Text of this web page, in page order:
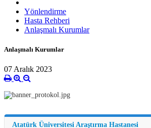
Yönlendirme
Hasta Rehberi
Anlaşmalı Kurumlar
Anlaşmalı Kurumlar
07 Aralık 2023
Atatürk Üniversitesi Araştırma Hastanesi